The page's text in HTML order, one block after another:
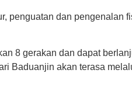
penguatan dan
8 gerakan dan dapat
Baduanjin akan terasa